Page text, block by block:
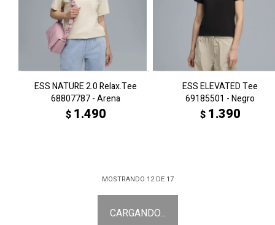
ESS NATURE 2.0 Relax.Tee
68807787 - Arena
$ 1.490
ESS ELEVATED Tee
69185501 - Negro
$ 1.390
MOSTRANDO 12DE 17